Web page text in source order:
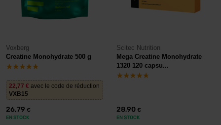
Voxberg
Creatine Monohydrate 500 g
22,77 € avec le code de réduction
VXB15
26,79 €
EN STOCK
Scitec Nutrition
Mega Creatine Monohydrate
1320 120 capsu...
28,90 €
EN STOCK